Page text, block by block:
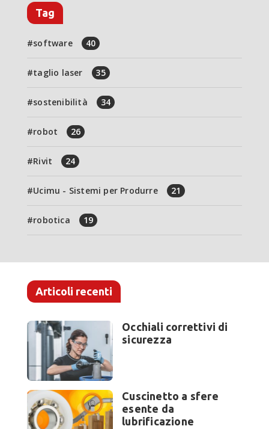
Tag
software 40
taglio laser 35
sostenibilità 34
robot 26
Rivit 24
Ucimu - Sistemi per Produrre 21
robotica 19
Articoli recenti
Occhiali correttivi di
sicurezza
Cuscinetto a sfere
esente da
lubrificazione